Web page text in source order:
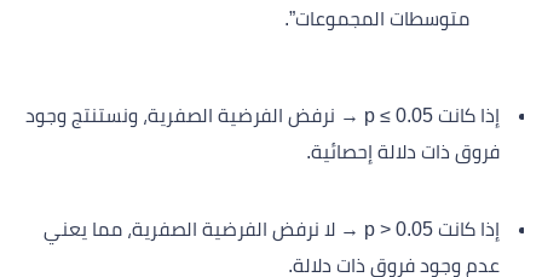
متوسطات المجموعات”.
إذا كانت p ≤ 0.05 → نرفض الفرضية الصفرية، ونستنتج وجود
فروق ذات دلالة إحصائية.
إذا كانت p > 0.05 → لا نرفض الفرضية الصفرية، مما يعني
عدم وجود فروق ذات دلالة.